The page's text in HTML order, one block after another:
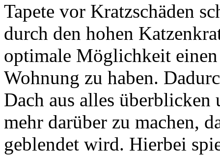
Tapete vor Kratzschäden
durch den hohen
optimale Möglichkeit
Wohnung zu haben.
Dach aus alles
mehr darüber zu machen,
geblendet wird. Hierbei